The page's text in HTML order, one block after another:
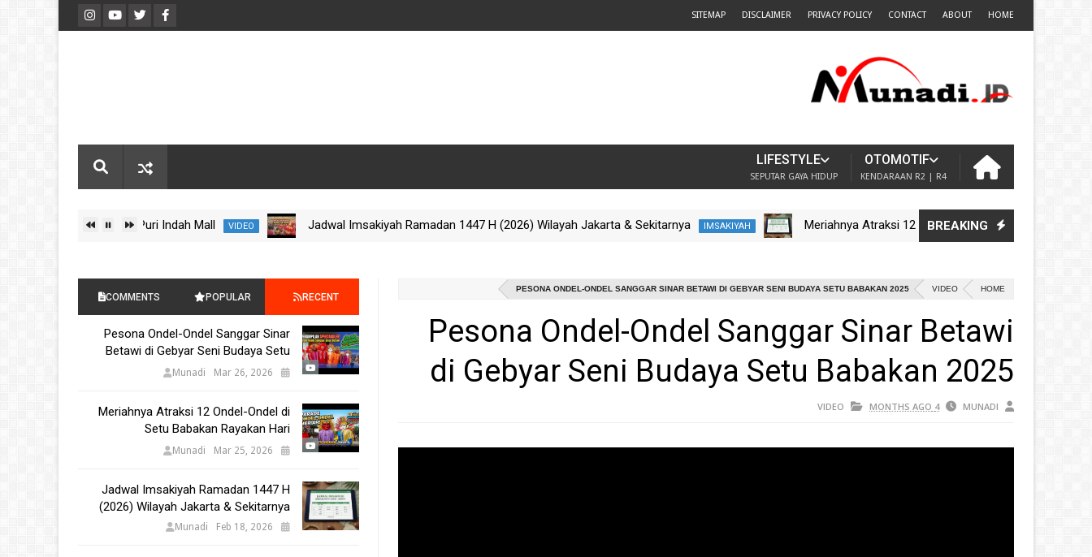
HOME
ABOUT
CONTACT
PRIVACY POLICY
DISCLAIMER
SITEMAP
OTOMOTIF
KENDARAAN R2 | R4
LIFESTYLE
SEPUTAR GAYA HIDUP
BREAKING
Meriahnya Atraksi 12 Ondel-Ondel di Setu
IMSAKIYAH
Jadwal Imsakiyah Ramadan 1447 H (2026) Wilayah Jakarta & Sekitarnya
VIDEO
Barongsai Kong Ha Hong di Puri Indah Mall
HOME
VIDEO
PESONA ONDEL-ONDEL SANGGAR SINAR BETAWI DI GEBYAR SENI BUDAYA SETU BABAKAN 2025
Pesona Ondel-Ondel Sanggar Sinar Betawi
di Gebyar Seni Budaya Setu Babakan 2025
MUNADI
4 MONTHS AGO
VIDEO
RECENT
POPULAR
POSTS
COMMENTS
Pesona Ondel-Ondel Sanggar Sinar
Betawi di Gebyar Seni Budaya Setu
Babakan 2025
Mar 26, 2026
Munadi
Meriahnya Atraksi 12 Ondel-Ondel di
Setu Babakan Rayakan Hari
Kebudayaan Nasional 2025
Mar 25, 2026
Munadi
Jadwal Imsakiyah Ramadan 1447 H
(2026) Wilayah Jakarta & Sekitarnya
Feb 18, 2026
Munadi